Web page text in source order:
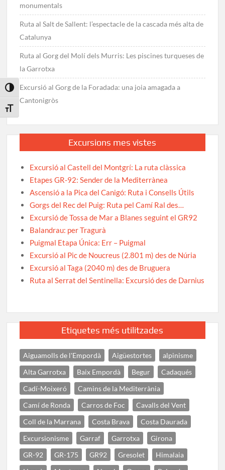
Toggle High Contrast
Toggle Font size
monumentals
Ruta al Salt de Sallent: l’espectacle de la cascada més alta de
Catalunya
Ruta al Gorg del Molí dels Murris: Les piscines turqueses de
la Garrotxa
Excursió al Gorg de la Foradada: una joia amagada a
Cantonigròs
Excursions mes vistes
Excursió al Castell del Montgrí: La ruta clàssica
Etapes GR-92: Sender de la Mediterrànea
Ascensió a la Pica del Canigó: Ruta i Consells Útils
Gorgs del Rec del Puig: Ruta pel Camí Ral des…
Excursió de Tossa de Mar a Blanes seguint el GR92
Balandrau: per Tragurà
Puigmal Etapa Única: Err – Puigmal
Excursió al Pic de Noucreus (2.801 m) des de Núria
Excursió al Taga (2040 m) des de Bruguera
Ruta al Serrat del Sentinella: Excursió des de Darnius
Etiquetes més utilitzades
Aiguamolls de l'Empordà Aigüestortes
alpinisme
Alta Garrotxa
Baix Empordà Begur
Cadaqués
Cadí-Moixeró
Camins de la Mediterrània
Camí de Ronda
Carros de Foc
Cavalls del Vent
Coll de la Marrana
Costa Brava
Costa Daurada
Excursionisme
Garraf Garrotxa
Girona
GR-92
GR-175 GR92 Gresolet
Himalaia